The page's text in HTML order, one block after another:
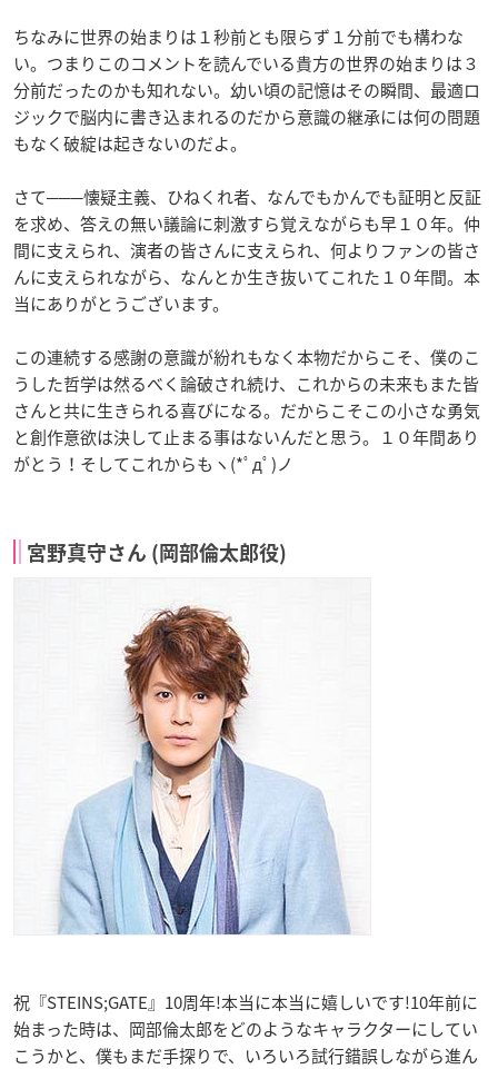
ちなみに世界の始まりは１秒前とも限らず１分前でも構わな
い。つまりこのコメントを読んでいる貴方の世界の始まりは３
分前だったのかも知れない。幼い頃の記憶はその瞬間、最適ロ
ジックで脳内に書き込まれるのだから意識の継承には何の問題
もなく破綻は起きないのだよ。
さて───懐疑主義、ひねくれ者、なんでもかんでも証明と反証
を求め、答えの無い議論に刺激すら覚えながらも早１０年。仲
間に支えられ、演者の皆さんに支えられ、何よりファンの皆さ
んに支えられながら、なんとか生き抜いてこれた１０年間。本
当にありがとうございます。
この連続する感謝の意識が紛れもなく本物だからこそ、僕のこ
うした哲学は然るべく論破され続け、これからの未来もまた皆
さんと共に生きられる喜びになる。だからこそこの小さな勇気
と創作意欲は決して止まる事はないんだと思う。１０年間あり
がとう！そしてこれからもヽ(*ﾟдﾟ)ノ
宮野真守さん (岡部倫太郎役)
祝『STEINS;GATE』10周年!本当に本当に嬉しいです!10年前に
始まった時は、岡部倫太郎をどのようなキャラクターにしてい
こうかと、僕もまだ手探りで、いろいろ試行錯誤しながら進ん